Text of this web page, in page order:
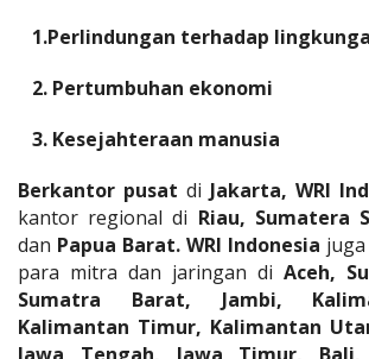
1.Perlindungan terhadap
2. Pertumbuhan ekonomi
3. Kesejahteraan manusia
Berkantor pusat di Jakarta, WRI
kantor regional di Riau, Sumatera
dan Papua Barat. WRI Indonesia
para mitra dan jaringan di Aceh,
Sumatra Barat, Jambi,
Kalimantan Timur, Kalimantan